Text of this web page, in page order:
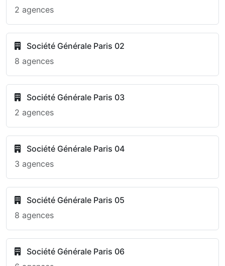
2 agences
Société Générale Paris 02
8 agences
Société Générale Paris 03
2 agences
Société Générale Paris 04
3 agences
Société Générale Paris 05
8 agences
Société Générale Paris 06